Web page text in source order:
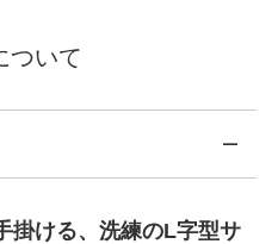
ついて
掛ける、洗練のL字型サ